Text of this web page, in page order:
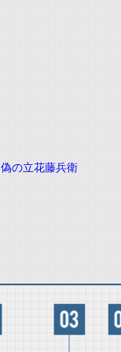
偽の立花藤兵衛